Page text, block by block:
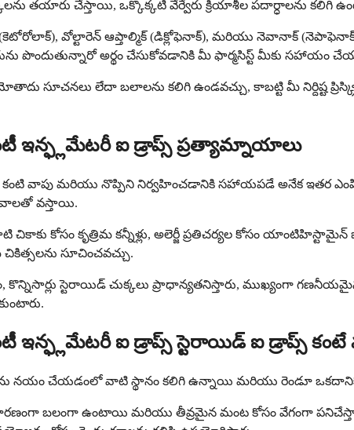
తయారు చేస్తాయి, ఒక్కొక్కటి వేర్వేరు క్రియాశీల పదార్ధాలను
(కెటోరోలాక్), వోల్టారెన్ ఆప్తాల్మిక్ (డిక్లోఫెనాక్), మరియు నెవానాక్
పొందుతున్నారో అర్థం చేసుకోవడానికి మీ ఫార్మసిస్ట్ మీకు సహాయం
సూచనలు లేదా బలాలను కలిగి ఉండవచ్చు, కాబట్టి మీ నిర్దిష్ట
ఐ డ్రాప్స్ ప్రత్యామ్నాయాలు
కంటి వాపు మరియు నొప్పిని నిర్వహించడానికి సహాయపడే అనేక ఇతర
వస్తాయి.
కోసం కృత్రిమ కన్నీళ్లు, అలెర్జీ ప్రతిచర్యల కోసం
సూచించవచ్చు.
కొన్నిసార్లు స్టెరాయిడ్ చుక్కలు ప్రాధాన్యతనిస్తారు, ముఖ్యంగా
ఐ డ్రాప్స్ స్టెరాయిడ్ ఐ డ్రాప్స్
నయం చేయడంలో వాటి స్థానం కలిగి ఉన్నాయి మరియు రెండూ
బలంగా ఉంటాయి మరియు తీవ్రమైన మంట కోసం వేగంగా పనిచేస్తాయి.